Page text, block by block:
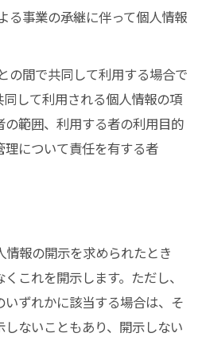
る事業の承継に伴って個人情報
の間で共同して利用する場合で
して利用される個人情報の項
範囲、利用する者の利用目的
について責任を有する者
報の開示を求められたとき
これを開示します。ただし、
ずれかに該当する場合は、そ
ないこともあり、開示しない